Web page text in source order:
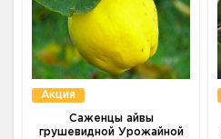
Акция
Саженцы айвы
грушевидной Урожайной